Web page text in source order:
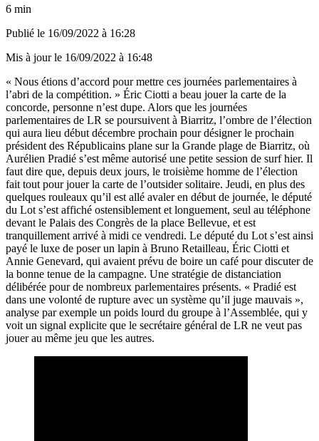
6 min
Publié le 16/09/2022 à 16:28
Mis à jour le 16/09/2022 à 16:48
« Nous étions d’accord pour mettre ces journées parlementaires à
l’abri de la compétition. » Éric Ciotti a beau jouer la carte de la
concorde, personne n’est dupe. Alors que les journées
parlementaires de LR se poursuivent à Biarritz, l’ombre de l’élection
qui aura lieu début décembre prochain pour désigner le prochain
président des Républicains plane sur la Grande plage de Biarritz, où
Aurélien Pradié s’est même autorisé une petite session de surf hier. Il
faut dire que, depuis deux jours, le troisième homme de l’élection
fait tout pour jouer la carte de l’outsider solitaire. Jeudi, en plus des
quelques rouleaux qu’il est allé avaler en début de journée, le député
du Lot s’est affiché ostensiblement et longuement, seul au téléphone
devant le Palais des Congrès de la place Bellevue, et est
tranquillement arrivé à midi ce vendredi. Le député du Lot s’est ainsi
payé le luxe de poser un lapin à Bruno Retailleau, Éric Ciotti et
Annie Genevard, qui avaient prévu de boire un café pour discuter de
la bonne tenue de la campagne. Une stratégie de distanciation
délibérée pour de nombreux parlementaires présents. « Pradié est
dans une volonté de rupture avec un système qu’il juge mauvais »,
analyse par exemple un poids lourd du groupe à l’Assemblée, qui y
voit un signal explicite que le secrétaire général de LR ne veut pas
jouer au même jeu que les autres.